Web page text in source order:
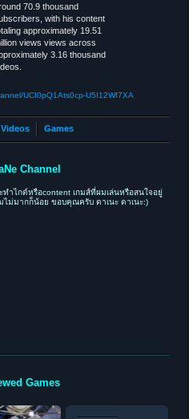
70.9 thousand
with his content
approximately 19.51
views views across
3.16 thousand
UCI0pQ1Ats0cp-U5I12Wf7XA
Videos Games
Channel
ำไกด์หรือcontent เกมส์ที่ผมเล่นหรือสนใจอยู่
ม่มากก็น้อย ขอบคุณครับ ดาเนะ ดาเนะ:)
Games